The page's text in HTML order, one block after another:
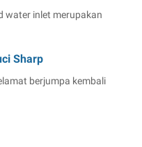
water inlet merupakan
Sharp
berjumpa kembali